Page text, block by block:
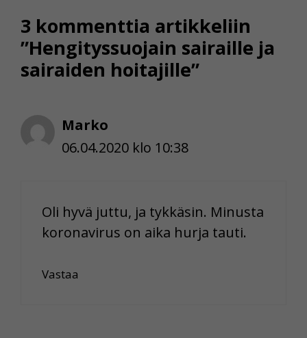
3 kommenttia artikkeliin
”Hengityssuojain sairaille ja
sairaiden hoitajille”
Marko
06.04.2020 klo 10:38
Oli hyvä juttu, ja tykkäsin. Minusta
koronavirus on aika hurja tauti.
Vastaa